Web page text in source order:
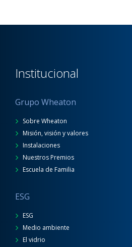
Institucional
Grupo Wheaton
Sobre Wheaton
Misión, visión y valores
Instalaciones
Nuestros Premios
Escuela de Familia
ESG
ESG
Medio ambiente
El vidrio